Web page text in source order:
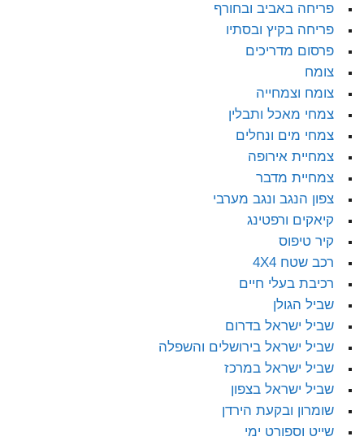
פריחה באביב ובחורף
פריחה בקיץ ובסתיו
פרסום מדריכים
צומח
צומח וצמחייה
צמחי מאכל ותבלין
צמחי מים ונחלים
צמחיית אירופה
צמחיית מדבר
צפון הנגב ונגב מערבי
קיאקים ורפטינג
קיר טיפוס
רכב שטח 4X4
רכיבת בעלי חיים
שביל הגולן
שביל ישראל בדרום
שביל ישראל בירושלים והשפלה
שביל ישראל במרכז
שביל ישראל בצפון
שומרון ובקעת הירדן
שייט וספורט ימי